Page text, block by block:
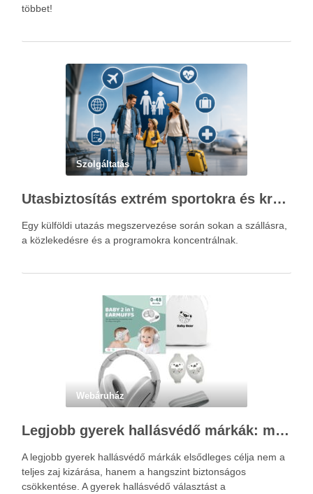
többet!
Szolgáltatás
Utasbiztosítás extrém sportokra és krónikus betegségek esetén: mire figyelj utazás előtt?
Egy külföldi utazás megszervezése során sokan a szállásra,
a közlekedésre és a programokra koncentrálnak.
Webáruház
Legjobb gyerek hallásvédő márkák: mire figyeljenek a szülők választáskor?
A legjobb gyerek hallásvédő márkák elsődleges célja nem a
teljes zaj kizárása, hanem a hangszint biztonságos
csökkentése. A gyerek hallásvédő választást a